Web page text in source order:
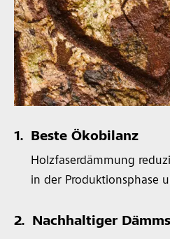
1. Beste Ökobilanz
Holzfaserdämmung
in der Produktionsphase
2. Nachhaltiger